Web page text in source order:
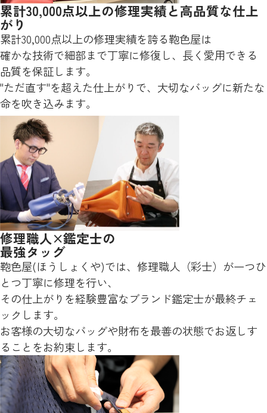
累計30,000点以上の修理実績と高品質な仕上
がり
累計30,000点以上の修理実績を誇る鞄色屋は
確かな技術で細部まで丁寧に修復し、長く愛用できる
品質を保証します。
"ただ直す"を超えた仕上がりで、大切なバッグに新たな
命を吹き込みます。
修理職人×鑑定士の
最強タッグ
鞄色屋(ほうしょくや)では、修理職人（彩士）が一つひ
とつ丁寧に修理を行い、
その仕上がりを経験豊富なブランド鑑定士が最終チェ
ックします。
お客様の大切なバッグや財布を最善の状態でお返しす
ることをお約束します。